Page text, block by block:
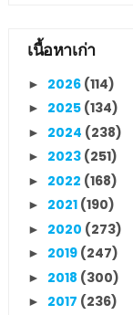
เนื้อหาเก่า
► 2026 (114)
► 2025 (134)
► 2024 (238)
► 2023 (251)
► 2022 (168)
► 2021 (190)
► 2020 (273)
► 2019 (247)
► 2018 (300)
► 2017 (236)